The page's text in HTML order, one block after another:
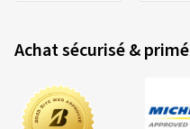
Achat sécurisé & primé